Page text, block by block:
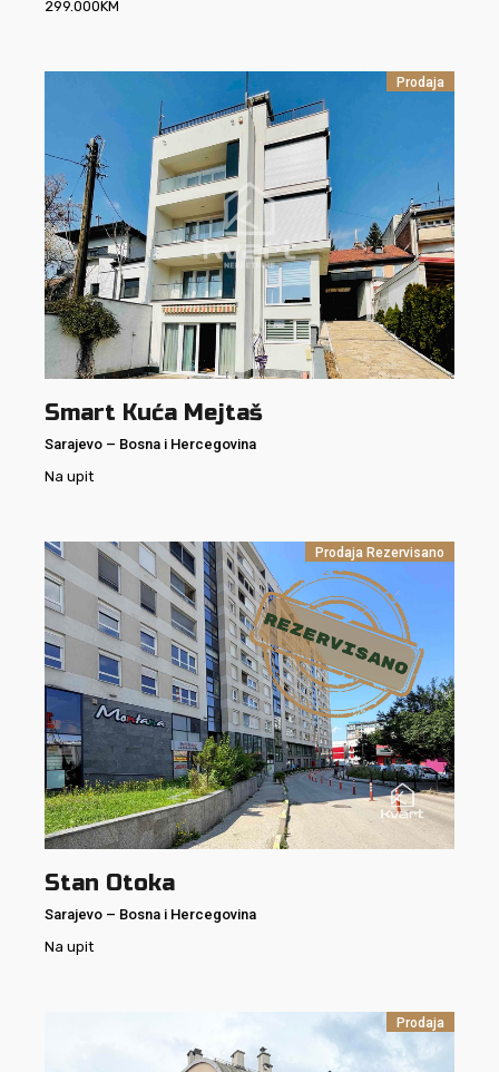
299.000KM
Prodaja
Smart Kuća Mejtaš
Sarajevo – Bosna i Hercegovina
Na upit
Prodaja Rezervisano
Stan Otoka
Sarajevo – Bosna i Hercegovina
Na upit
Prodaja